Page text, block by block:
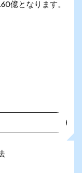
億となります。